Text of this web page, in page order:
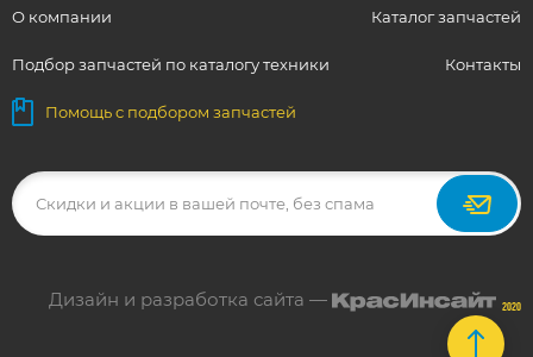
О компании Каталог запчастей
Подбор запчастей по каталогу техники Контакты
Помощь с подбором запчастей
Дизайн и разработка сайта — 2020